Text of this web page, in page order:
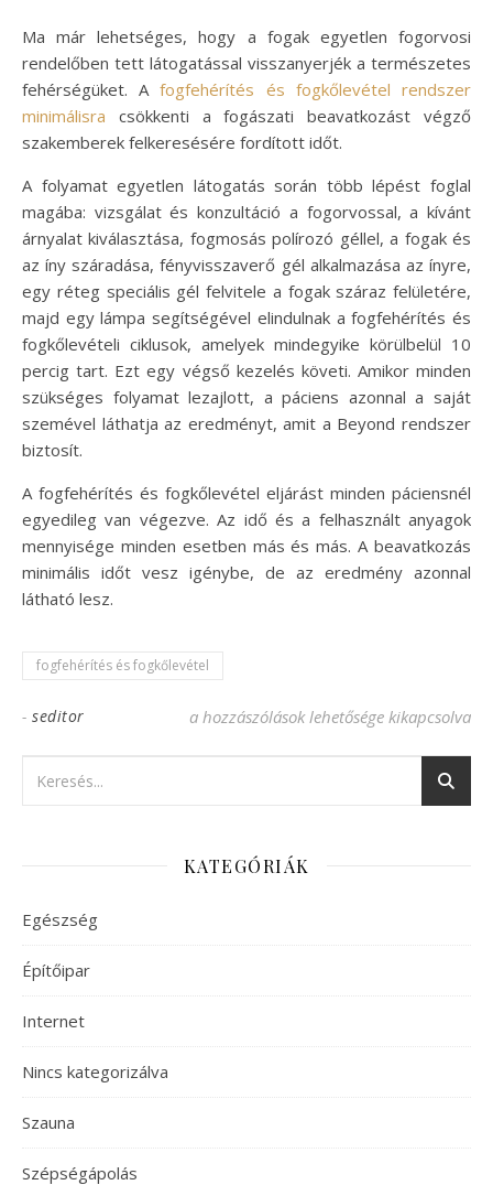
Ma már lehetséges, hogy a fogak egyetlen fogorvosi
rendelőben tett látogatással visszanyerjék a természetes
fehérségüket. Afogfehérítés és fogkőlevétel rendszer
minimálisra csökkenti a fogászati beavatkozást végző
szakemberek felkeresésére fordított időt.
A folyamat egyetlen látogatás során több lépést foglal
magába: vizsgálat és konzultáció a fogorvossal, a kívánt
árnyalat kiválasztása, fogmosás polírozó géllel, a fogak és
az íny száradása, fényvisszaverő gél alkalmazása az ínyre,
egy réteg speciális gél felvitele a fogak száraz felületére,
majd egy lámpa segítségével elindulnak a fogfehérítés és
fogkőlevételi ciklusok, amelyek mindegyike körülbelül 10
percig tart. Ezt egy végső kezelés követi. Amikor minden
szükséges folyamat lezajlott, a páciens azonnal a saját
szemével láthatja az eredményt, amit a Beyond rendszer
biztosít.
A fogfehérítés és fogkőlevétel eljárást minden páciensnél
egyedileg van végezve. Az idő és a felhasznált anyagok
mennyisége minden esetben más és más. A beavatkozás
minimális időt vesz igénybe, de az eredmény azonnal
látható lesz.
fogfehérítés és fogkőlevétel
- seditor Fogfehérítés és fogkőlevétel magas
a hozzászólások lehetősége kikapcsolva
KATEGÓRIÁK
Egészség
Építőipar
Internet
Nincs kategorizálva
Szauna
Szépségápolás